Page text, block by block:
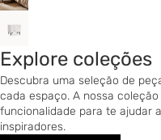
Explore coleções
Descubra uma seleção de
cada espaço. A nossa
funcionalidade para te ajudar
inspiradores.